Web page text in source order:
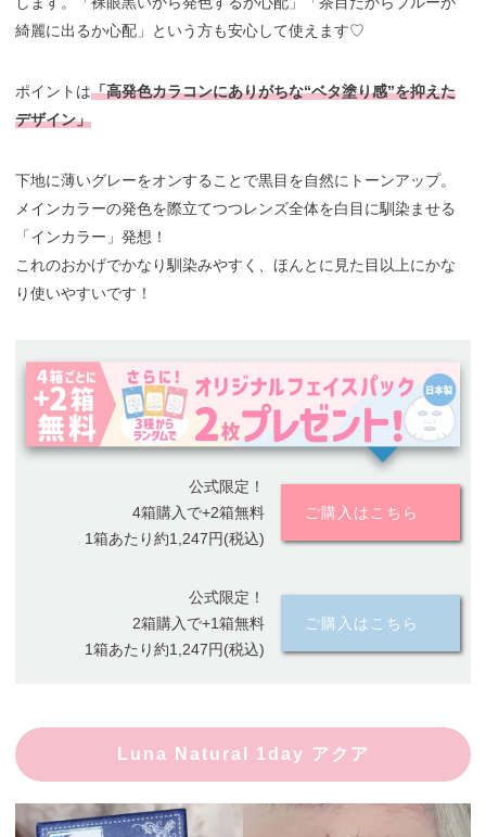
綺麗に出るか心配」という方も安心して使えます️♡
ポイントは「高発色カラコンにありがちな“ベタ塗り感”を抑えた
デザイン」
下地に薄いグレーをオンすることで黒目を自然にトーンアップ。
メインカラーの発色を際立てつつレンズ全体を白目に馴染ませる
「インカラー」発想！
これのおかげでかなり馴染みやすく、ほんとに見た目以上にかな
り使いやすいです！
公式限定！
4箱購入で+2箱無料
1箱あたり約1,247円(税込)
ご購入はこちら
公式限定！
2箱購入で+1箱無料
1箱あたり約1,247円(税込)
ご購入はこちら
Luna Natural 1day アクア